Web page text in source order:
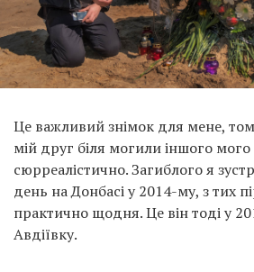
Це важливий знімок для мене,
мій друг біля могили іншого
сюрреалістично. Загиблого я
день на Донбасі у 2014-му, з тих
практично щодня. Це він тоді у
Авдіївку.